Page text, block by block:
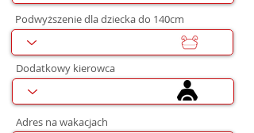
Podwyższenie dla dziecka do 140cm
Dodatkowy kierowca
Adres na wakacjach